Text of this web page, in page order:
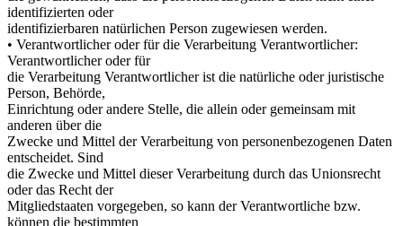
identifizierten oder
identifizierbaren natürlichen Person zugewiesen werden.
• Verantwortlicher oder für die Verarbeitung Verantwortlicher:
Verantwortlicher oder für
die Verarbeitung Verantwortlicher ist die natürliche oder juristische
Person, Behörde,
Einrichtung oder andere Stelle, die allein oder gemeinsam mit
anderen über die
Zwecke und Mittel der Verarbeitung von personenbezogenen Daten
entscheidet. Sind
die Zwecke und Mittel dieser Verarbeitung durch das Unionsrecht
oder das Recht der
Mitgliedstaaten vorgegeben, so kann der Verantwortliche bzw.
können die bestimmten